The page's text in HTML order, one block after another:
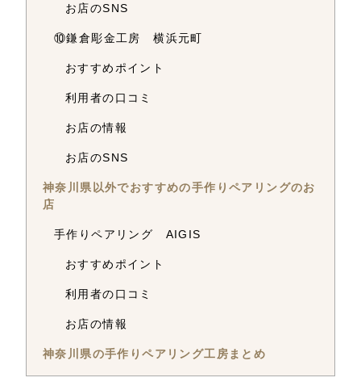
お店のSNS
⑩鎌倉彫金工房 横浜元町
おすすめポイント
利用者の口コミ
お店の情報
お店のSNS
神奈川県以外でおすすめの手作りペアリングのお
店
手作りペアリング AIGIS
おすすめポイント
利用者の口コミ
お店の情報
神奈川県の手作りペアリング工房まとめ